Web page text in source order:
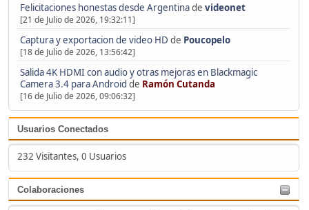
Felicitaciones honestas desde Argentinade videonet
[21 de Julio de 2026, 19:32:11]
Captura y exportacion de video HD de Poucopelo
[18 de Julio de 2026, 13:56:42]
Salida 4K HDMI con audio y otras mejoras en Blackmagic
Camera 3.4 para Android de Ramón Cutanda
[16 de Julio de 2026, 09:06:32]
Usuarios Conectados
232 Visitantes, 0 Usuarios
Colaboraciones